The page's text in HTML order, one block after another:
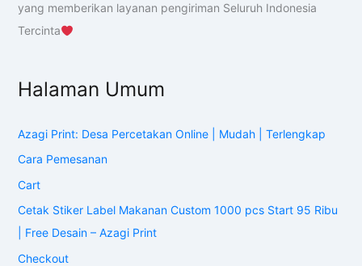
yang memberikan layanan pengiriman Seluruh Indonesia
Tercinta
Halaman Umum
Azagi Print: Desa Percetakan Online | Mudah | Terlengkap
Cara Pemesanan
Cart
Cetak Stiker Label Makanan Custom 1000 pcs Start 95 Ribu
| Free Desain – Azagi Print
Checkout